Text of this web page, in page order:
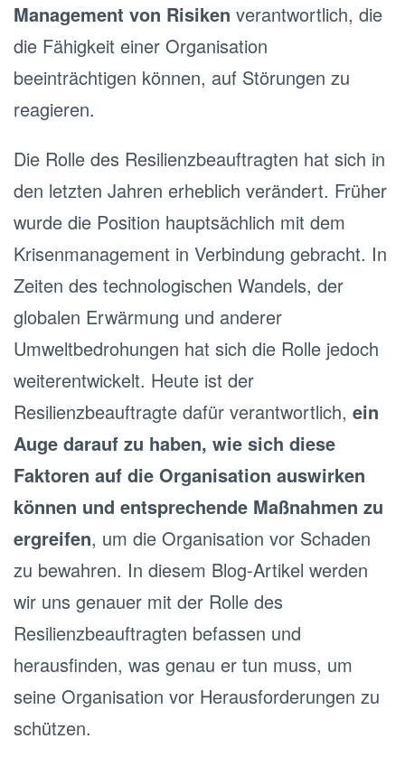
Management von Risiken verantwortlich, die
die Fähigkeit einer Organisation
beeinträchtigen können, auf Störungen zu
reagieren.
Die Rolle des Resilienzbeauftragten hat sich in
den letzten Jahren erheblich verändert. Früher
wurde die Position hauptsächlich mit dem
Krisenmanagement in Verbindung gebracht. In
Zeiten des technologischen Wandels, der
globalen Erwärmung und anderer
Umweltbedrohungen hat sich die Rolle jedoch
weiterentwickelt. Heute ist der
Resilienzbeauftragte dafür verantwortlich, ein
Auge darauf zu haben, wie sich diese
Faktoren auf die Organisation auswirken
können und entsprechende Maßnahmen zu
ergreifen, um die Organisation vor Schaden
zu bewahren. In diesem Blog-Artikel werden
wir uns genauer mit der Rolle des
Resilienzbeauftragten befassen und
herausfinden, was genau er tun muss, um
seine Organisation vor Herausforderungen zu
schützen.